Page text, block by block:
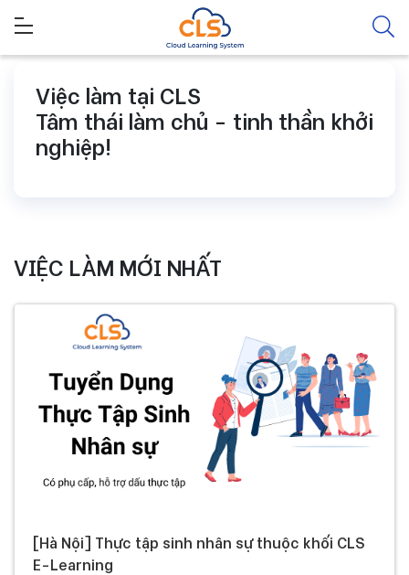
Việc làm tại CLS
Tâm thái làm chủ - tinh thần khởi
nghiệp!
VIỆC LÀM MỚI NHẤT
[Hà Nội] Thực tập sinh nhân sự thuộc khối CLS
E-Learning